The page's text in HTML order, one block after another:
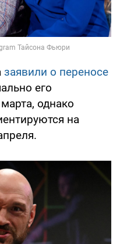
заявили о переносе
его
однако
на